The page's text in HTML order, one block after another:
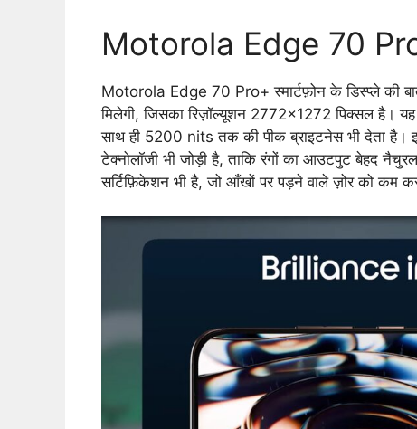
Motorola Edge 70
Motorola Edge 70 Pro+ स्मार्टफ़ोन के डिस्प्ले की
मिलेगी, जिसका रिज़ॉल्यूशन 2772×1272 पिक्सल है।
साथ ही 5200 nits तक की पीक ब्राइटनेस भी देता
टेक्नोलॉजी भी जोड़ी है, ताकि रंगों का आउटपुट बेहद
सर्टिफ़िकेशन भी है, जो आँखों पर पड़ने वाले ज़ोर को कम